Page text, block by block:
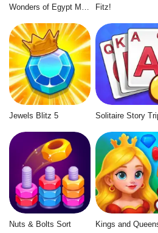
Fitz!
Jewels Blitz 5
Nuts & Bolts Sort